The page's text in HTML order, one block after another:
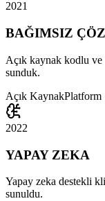
2021
BAĞIMSIZ
Açık kaynak kodlu ve
sunduk.
Açık KaynakPlatform
2022
YAPAY ZEKA
Yapay zeka destekli
sunuldu.